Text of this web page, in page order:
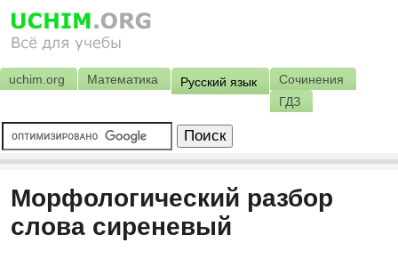
uchim.org Математика Русский язык
Сочинения
ГДЗ
Морфологический разбор
слова сиреневый